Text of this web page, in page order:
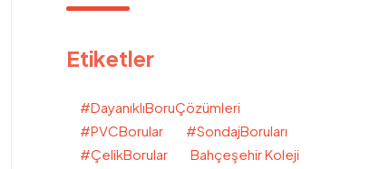
Etiketler
#DayanıklıBoruÇözümleri
#PVCBorular
#SondajBoruları
#ÇelikBorular
Bahçeşehir Koleji